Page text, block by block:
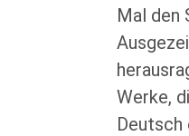
Mal den
Werke,
Deutsch